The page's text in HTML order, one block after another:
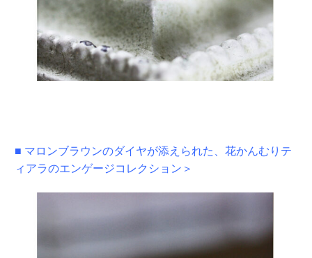
■ マロンブラウンのダイヤが添えられた、花かんむりテ
ィアラのエンゲージコレクション＞